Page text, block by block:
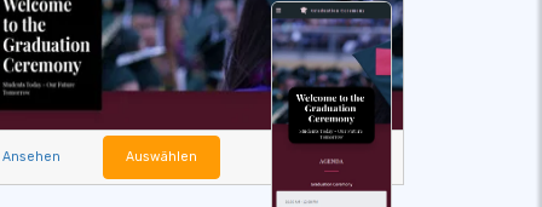
Ansehen Auswählen